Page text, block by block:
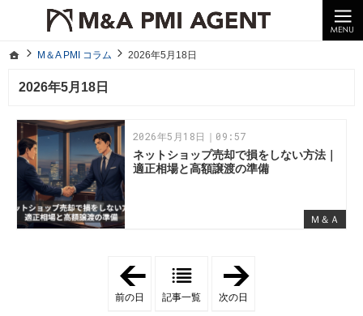
ホームM＆A PMI コラム 2026年5月18日
2026年5月18日
10年以上の経験。企業の経営統合や売却はM＆A PMI AGENTへ。
M＆A PMI コラム｜M＆A・PMI・事業承継のポイントや成功事例をわかりやすくご紹介
Ｍ＆Ａ
2026年5月18日｜09:57
ネットショップ売却で損をしない方法｜
適正相場と高額譲渡の準備
前の日 記事一覧 次の日
ホームM＆A PMI コラム 2026年5月18日